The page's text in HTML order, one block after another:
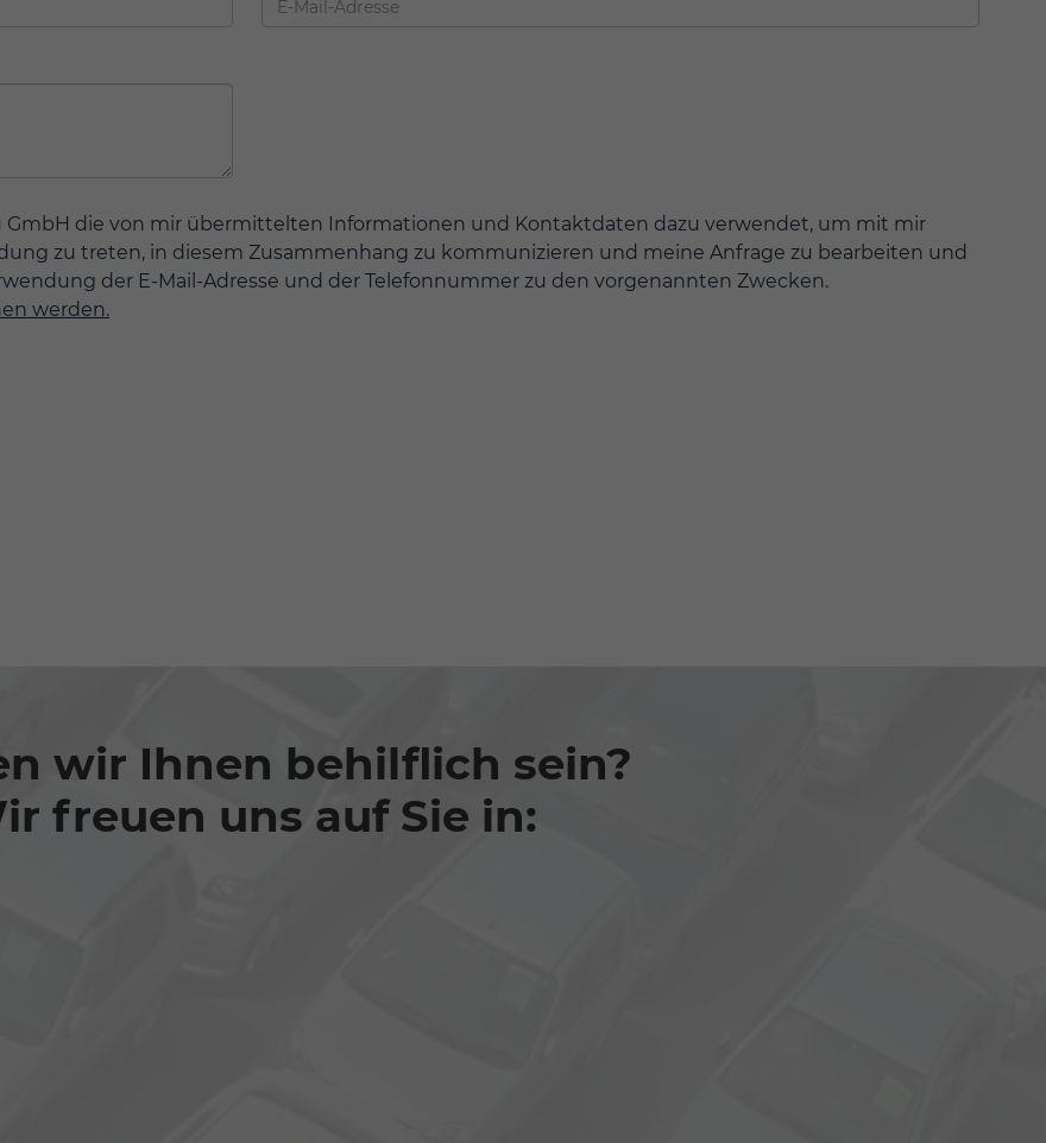
GmbH die von mir übermittelten Informationen und Kontaktdaten dazu verwendet, um mit mir
zu treten, in diesem Zusammenhang zu kommunizieren und meine Anfrage zu bearbeiten und
der E-Mail-Adresse und der Telefonnummer zu den vorgenannten Zwecken.
werden.
wir Ihnen behilflich sein?
freuen uns auf Sie in: